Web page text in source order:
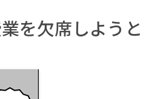
を欠席しよう